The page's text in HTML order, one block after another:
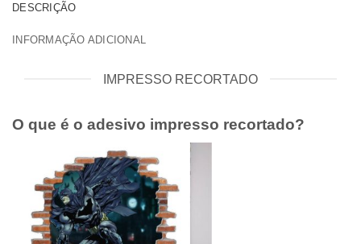
DESCRIÇÃO
INFORMAÇÃO ADICIONAL
IMPRESSO RECORTADO
O que é o adesivo impresso recortado?